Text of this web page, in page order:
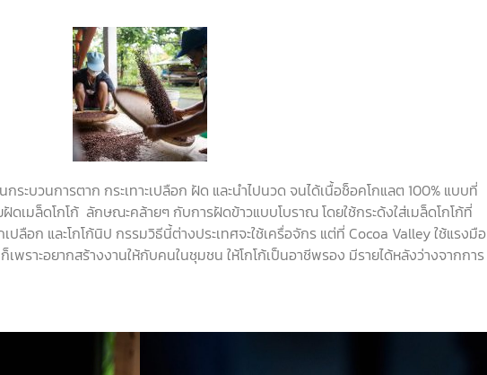
กระบวนการตาก กระเทาะเปลือก ฝัด และนำไปนวด จนได้เนื้อช็อคโกแลต 100% แบบที่
ฝัดเมล็ดโกโก้ ลักษณะคล้ายๆกับการฝัดข้าวแบบโบราณโดยใช้กระด้งใส่เมล็ดโกโก้ที่
ปลือก และโกโก้นิป กรรมวิธีนี้ต่างประเทศจะใช้เครื่อจักร แต่ที่ Cocoa Valleyใช้แรงมือ
ก็เพราะอยากสร้างงานให้กับคนในชุมชน ให้โกโก้เป็นอาชีพรอง มีรายได้หลังว่างจากการ